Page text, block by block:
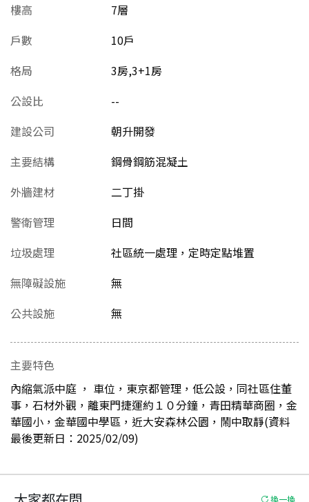
樓高
7層
戶數
10戶
格局
3房,3+1房
公設比
--
建設公司
朝升開發
主要結構
鋼骨鋼筋混凝土
外牆建材
二丁掛
警衛管理
日間
垃圾處理
社區統一處理，定時定點堆置
無障礙設施
無
公共設施
無
主要特色
內縮氣派中庭 ， 車位，東京都管理，低公設，同社區住董
事，石材外觀，離東門捷運約１０分鐘，青田精華商圈，金
華國小，金華國中學區，近大安森林公園，鬧中取靜(資料
最後更新日：2025/02/09)
換一換